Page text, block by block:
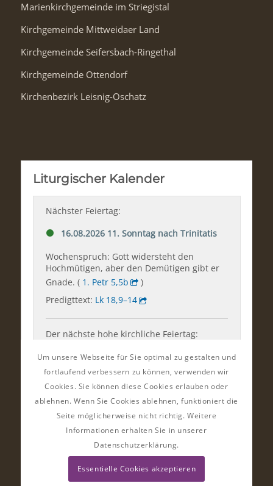
Marienkirchgemeinde im Striegistal
Kirchgemeinde Mittweidaer Land
Kirchgemeinde Seifersbach-Ringethal
Kirchgemeinde Ottendorf
Kirchenbezirk Leisnig-Oschatz
Um unsere Webseite für Sie optimal zu gestalten und
fortlaufend verbessern zu können, verwenden wir
Cookies. Sie können diese Cookies erlauben oder
ablehnen. Wenn Sie Cookies ablehnen, funktioniert die
Seite möglicherweise nicht richtig. Weitere
Informationen erhalten Sie in unserer
Datenschutzerklärung.
Essentielle Cookies akzeptieren